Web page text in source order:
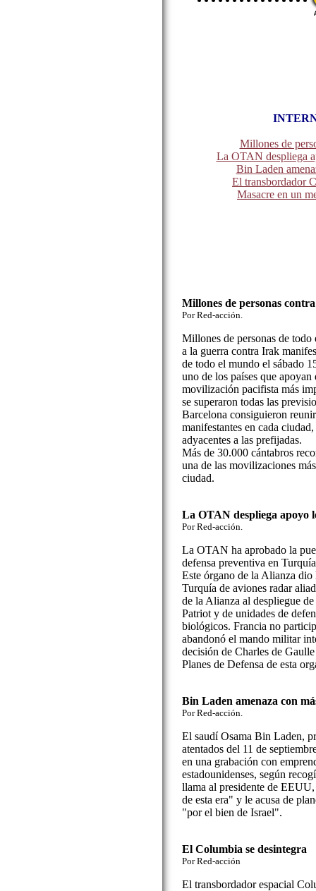
Millones de
La OTAN despliega
Bin Laden
El transbordador
Masacre en un
Millones de personas
Por Red-acción.
Millones de personas de
a la guerra contra Irak
de todo el mundo el sábado
uno de los países que
movilización pacifista más
se superaron todas las
Barcelona consiguieron
manifestantes en cada
adyacentes a las prefijadas.
Más de 30.000 cántabros
una de las movilizaciones
ciudad.
La OTAN despliega apoyo
Por Red-acción.
La OTAN ha aprobado la
defensa preventiva en
Este órgano de la Alianza
Turquía de aviones radar
de la Alianza al despliegue
Patriot y de unidades de
biológicos. Francia no
abandonó el mando militar
decisión de Charles de
Planes de Defensa de esta
Bin Laden amenaza con
Por Red-acción.
El saudí Osama Bin Laden,
atentados del 11 de
en una grabación con
estadounidenses, según
llama al presidente de
de esta era" y le acusa de
"por el bien de Israel".
El Columbia se desintegra
Por Red-acción
El transbordador espacial